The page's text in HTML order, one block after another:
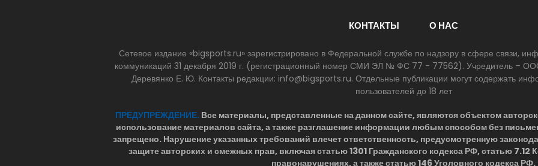
КОНТАКТЫ О НАС
Сетевое издание «bigsports.ru» зарегистрировано в Федеральной службе по надзору в сфере связи,
коммуникаций 31 декабря 2019 г. (регистрационный номер СМИ ЭЛ № ФС 77 - 77562). Учредитель –
Деревянко Е. Ю. Контакты редакции: info@bigsports.ru. Отдельные публикации могут содержать
пользователей до 18 лет
ПРЕДУПРЕЖДЕНИЕ.Все материалы, представленные на данном сайте, являются объектом
использование материалов сайта, а также разглашение информации любым способом без
запрещено. Нарушение указанных требований влечет ответственность, предусмотренную
защите авторских и смежных прав, включая статью 1301 Гражданского кодекса РФ, статью
правонарушениях, а также статью 146 Уголовного кодекса РФ.